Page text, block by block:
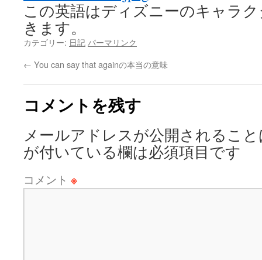
この英語はディズニーのキャラ
きます。
カテゴリー: 日記 パーマリンク
← You can say that againの本当の意味
コメントを残す
メールアドレスが公開されるこ
が付いている欄は必須項目です
コメント ※